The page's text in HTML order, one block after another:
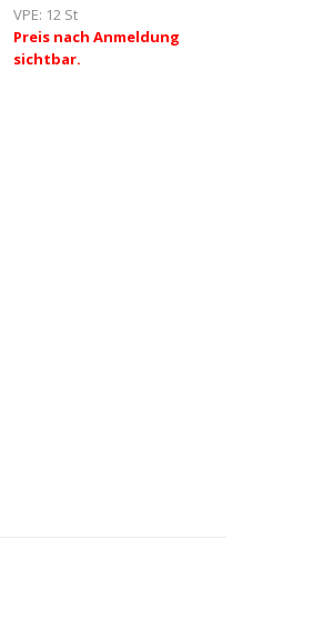
VPE: 12 St
Preis nach Anmeldung
sichtbar.